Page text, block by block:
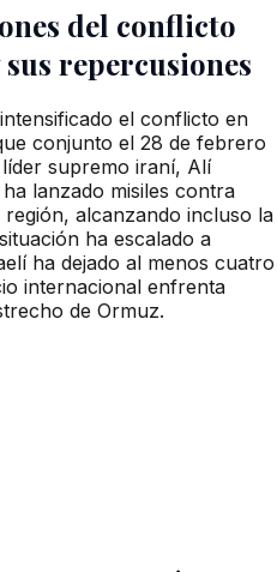
del conflicto
repercusiones
el conflicto en
conjunto el 28 de febrero
supremo iraní, Alí
lanzado misiles contra
región, alcanzando incluso la
ha escalado a
ha dejado al menos cuatro
internacional enfrenta
de Ormuz.